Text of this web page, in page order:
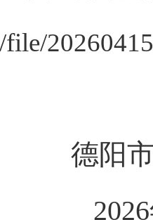
file/
德阳
2026